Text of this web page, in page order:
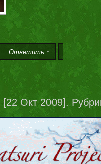
Ответить ↑
[22 Окт 2009].